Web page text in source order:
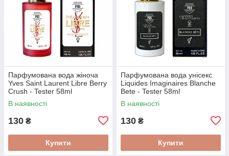
Парфумована вода жіноча
Yves Saint Laurent Libre Berry
Crush - Tester 58ml
В наявності
130 ₴
Купити
Парфумована вода унісекс
Liquides Imaginaires Blanche
Bete - Tester 58ml
В наявності
130 ₴
Купити